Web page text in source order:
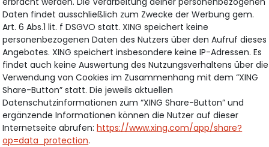
Daten findet ausschließlich zum Zwecke der Werbung gem.
Art. 6 Abs.1 lit. f DSGVO statt. XING speichert keine
personenbezogenen Daten des Nutzers über den Aufruf dieses
Angebotes. XING speichert insbesondere keine IP-Adressen. Es
findet auch keine Auswertung des Nutzungsverhaltens über die
Verwendung von Cookies im Zusammenhang mit dem “XING
Share-Button” statt. Die jeweils aktuellen
Datenschutzinformationen zum “XING Share-Button” und
ergänzende Informationen können die Nutzer auf dieser
Internetseite abrufen:https://www.xing.com/app/share?
op=data_protection.